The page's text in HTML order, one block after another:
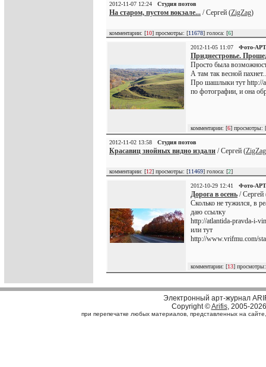
2012-11-07 12:24
Студия поэтов
На старом, пустом вокзале... / Сергей (ZigZag)
комментарии: [10] просмотры: [11678] голоса: [6]
2012-11-05 11:07 Фото-АРТ
Приднестровье.
Просто была
А там так весной
Про шашлыки тут http://
по фотографии, и она
комментарии: [6] просмотры: [
2012-11-02 13:58 Студия поэтов
Красавиц знойных видно издали / Сергей (ZigZag
комментарии: [12] просмотры: [11469] голоса: [2]
2012-10-29 12:41 Фото-АРТ
Дорога в осень / Сергей
Сколько не тужился, в
даю ссылку
http://atlantida-pravda-i-
или тут
http://www.vrifmu.com/
комментарии: [13]
Электронный арт-журнал
Copyright ©Arifis, 2005-2026
при перепечатке любых материалов, представленных на